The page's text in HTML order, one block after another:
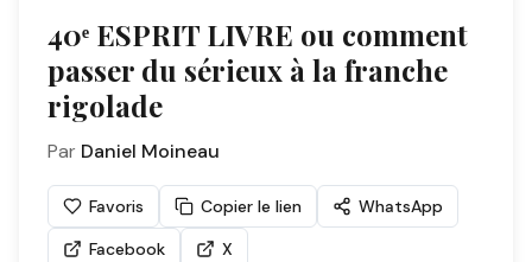
40ᵉ ESPRIT LIVRE ou comment
passer du sérieux à la franche
rigolade
Par Daniel Moineau
Favoris Copier le lien
WhatsApp
Facebook
X